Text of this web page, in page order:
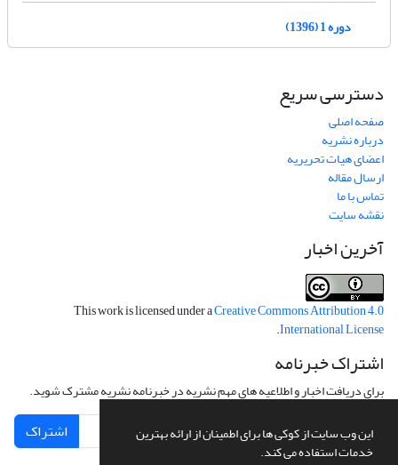
این وب سایت از کوکی ها برای اطمینان از ارائه بهترین
خدمات استفاده می کند.
دوره 1 (1396)
دسترسی سریع
صفحه اصلی
درباره نشریه
اعضای هیات تحریریه
ارسال مقاله
تماس با ما
نقشه سایت
آخرین اخبار
This work is licensed under aCreative Commons Attribution 4.0
International License
.
اشتراک خبرنامه
برای دریافت اخبار و اطلاعیه های مهم نشریه در خبرنامه نشریه مشترک شوید.
اشتراک